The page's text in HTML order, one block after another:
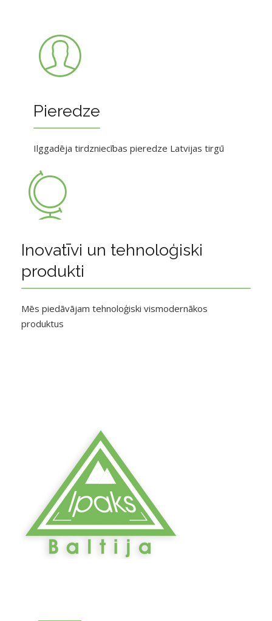
Pieredze
Ilggadēja tirdzniecības pieredze Latvijas tirgū
Inovatīvi un tehnoloģiski
produkti
Mēs piedāvājam tehnoloģiski vismodernākos
produktus